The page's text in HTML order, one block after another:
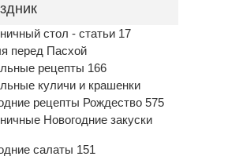
стол - статьи 17
перед Пасхой
рецепты 166
куличи и крашенки
рецепты Рождество 575
Новогодние закуски
салаты 151